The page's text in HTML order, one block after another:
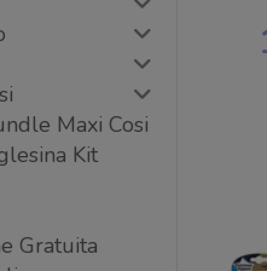
Maxi Cosi
Kit
Gratuita